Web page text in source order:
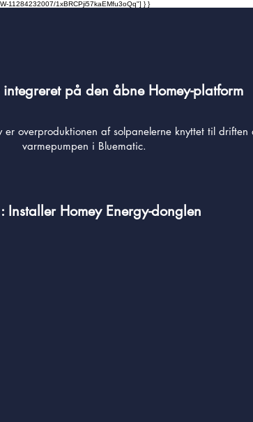
11284232007/1xBRCPji57kaEMfu3oQq"] } }
integreret på den åbne Homey-platform
er overproduktionen af solpanelerne knyttet til driften
varmepumpen i Bluematic.
Installer Homey Energy-donglen